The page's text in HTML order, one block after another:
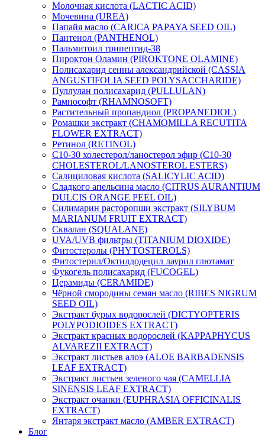
Молочная кислота (LACTIC ACID)
Мочевина (UREA)
Папайя масло (CARICA PAPAYA SEED OIL)
Пантенол (PANTHENOL)
Пальмитоил трипептид-38
Пироктон Оламин (PIROKTONE OLAMINE)
Полисахарид сенны александрийской (CASSIA
ANGUSTIFOLIA SEED POLYSACCHARIDE)
Пуллулан полисахарид (PULLULAN)
Рамнософт (RHAMNOSOFT)
Растительный пропандиол (PROPANEDIOL)
Ромашки экстракт (CHAMOMILLA RECUTITA
FLOWER EXTRACT)
Ретинол (RETINOL)
C10-30 холестерол/ланостерол эфир (C10-30
CHOLESTEROL/LANOSTEROL ESTERS)
Салициловая кислота (SALICYLIC ACID)
Сладкого апельсина масло (CITRUS AURANTIUM
DULCIS ORANGE PEEL OIL)
Силимарин расторопши экстракт (SILYBUM
MARIANUM FRUIT EXTRACT)
Сквалан (SQUALANE)
UVA/UVB фильтры (TITANIUM DIOXIDE)
Фитостеролы (PHYTOSTEROLS)
Фитостерил/Октилдодецил лаурил глютамат
Фукогель полисахарид (FUCOGEL)
Церамиды (CERAMIDE)
Чёрной смородины семян масло (RIBES NIGRUM
SEED OIL)
Экстракт бурых водорослей (DICTYOPTERIS
POLYPODIOIDES EXTRACT)
Экстракт красных водорослей (KAPPAPHYCUS
ALVAREZII EXTRACT)
Экстракт листьев алоэ (ALOE BARBADENSIS
LEAF EXTRACT)
Экстракт листьев зеленого чая (CAMELLIA
SINENSIS LEAF EXTRACT)
Экстракт очанки (EUPHRASIA OFFICINALIS
EXTRACT)
Янтаря экстракт масло (AMBER EXTRACT)
Блог